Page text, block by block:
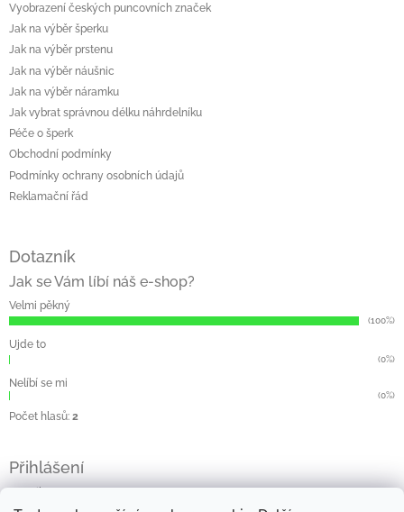
Vyobrazení českých puncovních značek
Jak na výběr šperku
Jak na výběr prstenu
Jak na výběr náušnic
Jak na výběr náramku
Jak vybrat správnou délku náhrdelníku
Péče o šperk
Obchodní podmínky
Podmínky ochrany osobních údajů
Reklamační řád
Dotazník
Jak se Vám líbí náš e-shop?
Velmi pěkný
(100%)
Ujde to
(0%)
Nelíbí se mi
(0%)
Počet hlasů: 2
Přihlášení